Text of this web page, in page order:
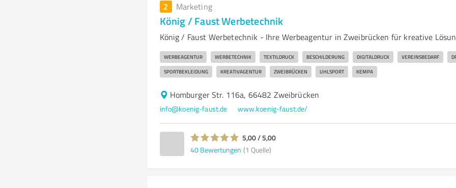
2 Marketing
König / Faust Werbetechnik
König / Faust Werbetechnik - Ihre Werbeagentur in Zweibrücken für kreative Lösun
WERBEAGENTUR WERBETECHNIK TEXTILDRUCK BESCHILDERUNG DIGITALDRUCK VEREINSBEDARF
SPORTBEKLEIDUNG KREATIVAGENTUR ZWEIBRÜCKEN UHLSPORT KEMPA
Homburger Str. 116a, 66482 Zweibrücken
info@koenig-faust.de www.koenig-faust.de/
5,00 / 5,00
40 Bewertungen (1 Quelle)